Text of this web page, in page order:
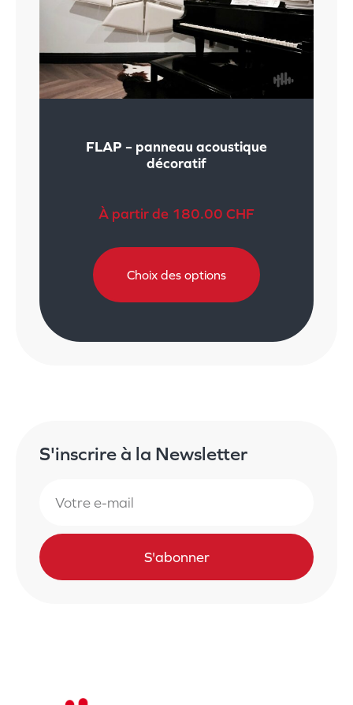
FLAP – panneau acoustique
décoratif
À partir de 180.00 CHF
Choix des options
S'inscrire à la Newsletter
S'abonner